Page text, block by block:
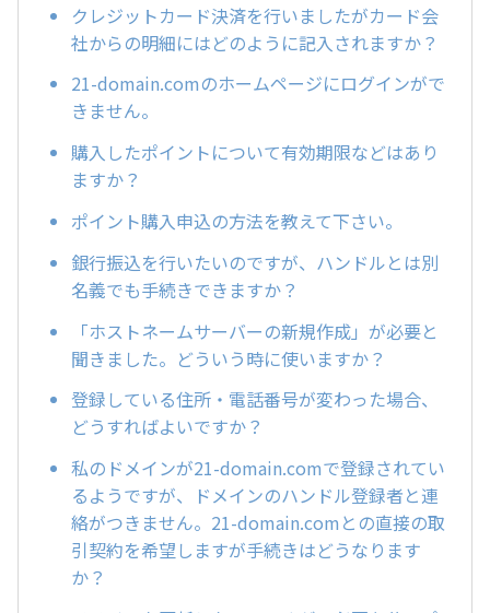
クレジットカード決済を行いましたがカード会
社からの明細にはどのように記入されますか？
21-domain.comのホームページにログインがで
きません。
購入したポイントについて有効期限などはあり
ますか？
ポイント購入申込の方法を教えて下さい。
銀行振込を行いたいのですが、ハンドルとは別
名義でも手続きできますか？
「ホストネームサーバーの新規作成」が必要と
聞きました。どういう時に使いますか？
登録している住所・電話番号が変わった場合、
どうすればよいですか？
私のドメインが21-domain.comで登録されてい
るようですが、ドメインのハンドル登録者と連
絡がつきません。21-domain.comとの直接の取
引契約を希望しますが手続きはどうなります
か？